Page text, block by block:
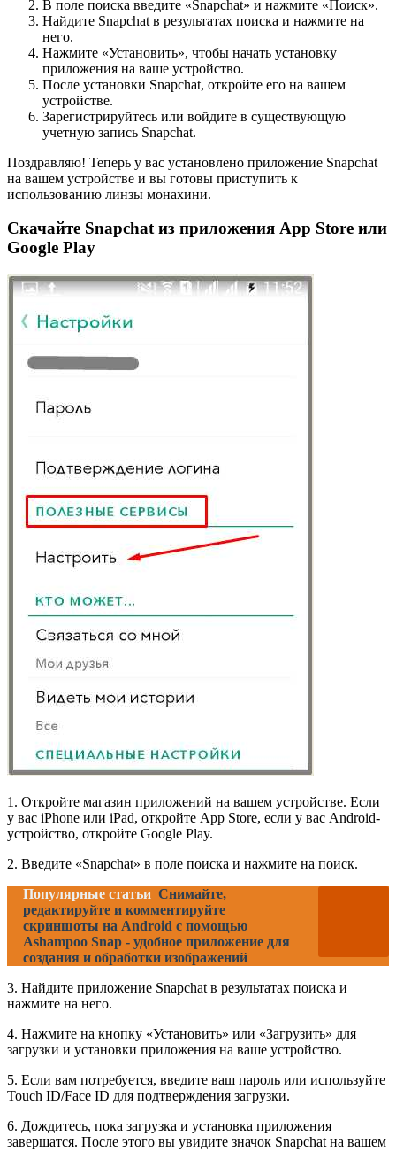
В поле поиска введите «Snapchat» и нажмите «Поиск».
Найдите Snapchat в результатах поиска и нажмите на
него.
Нажмите «Установить», чтобы начать установку
приложения на ваше устройство.
После установки Snapchat, откройте его на вашем
устройстве.
Зарегистрируйтесь или войдите в существующую
учетную запись Snapchat.
Поздравляю! Теперь у вас установлено приложение Snapchat
на вашем устройстве и вы готовы приступить к
использованию линзы монахини.
Скачайте Snapchat из приложения App Store или
Google Play
1. Откройте магазин приложений на вашем устройстве. Если
у вас iPhone или iPad, откройте App Store, если у вас Android-
устройство, откройте Google Play.
2. Введите «Snapchat» в поле поиска и нажмите на поиск.
Популярные статьи Снимайте,
редактируйте и комментируйте
скриншоты на Android с помощью
Ashampoo Snap - удобное приложение для
создания и обработки изображений
3. Найдите приложение Snapchat в результатах поиска и
нажмите на него.
4. Нажмите на кнопку «Установить» или «Загрузить» для
загрузки и установки приложения на ваше устройство.
5. Если вам потребуется, введите ваш пароль или используйте
Touch ID/Face ID для подтверждения загрузки.
6. Дождитесь, пока загрузка и установка приложения
завершатся. После этого вы увидите значок Snapchat на вашем